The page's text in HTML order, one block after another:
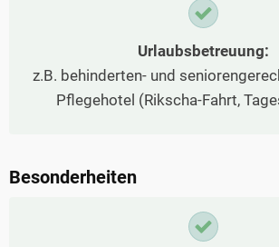
Urlaubsbetreuung:
z.B. behinderten- und
Pflegehotel (Rikscha-Fahrt,
Besonderheiten